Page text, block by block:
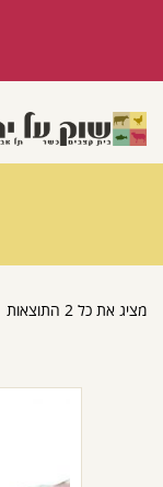
מציג את כל 2 התוצאות